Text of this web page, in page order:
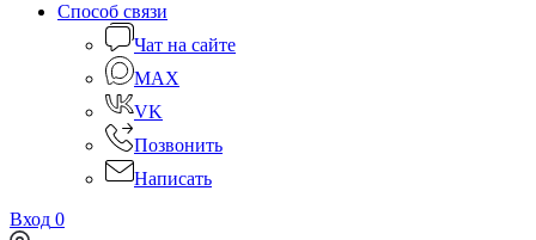
Способ связи
Чат на сайте
MAX
VK
Позвонить
Написать
Вход 0